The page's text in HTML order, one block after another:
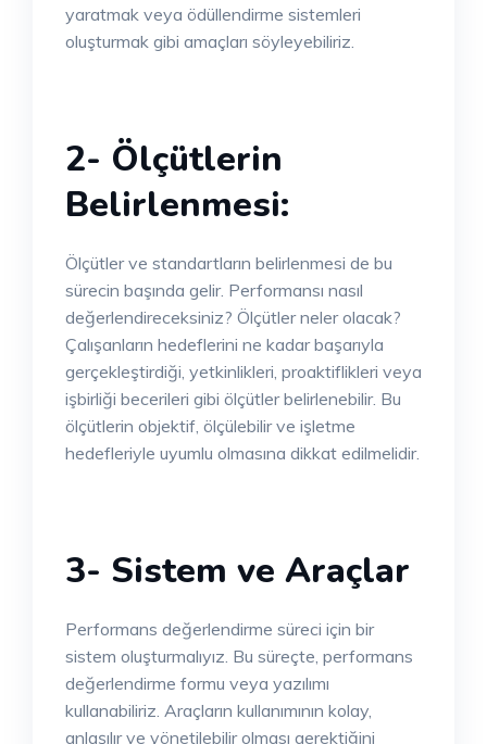
yaratmak veya ödüllendirme sistemleri
oluşturmak gibi amaçları söyleyebiliriz.
2- Ölçütlerin
Belirlenmesi:
Ölçütler ve standartların belirlenmesi de bu
sürecin başında gelir. Performansı nasıl
değerlendireceksiniz? Ölçütler neler olacak?
Çalışanların hedeflerini ne kadar başarıyla
gerçekleştirdiği, yetkinlikleri, proaktiflikleri veya
işbirliği becerileri gibi ölçütler belirlenebilir. Bu
ölçütlerin objektif, ölçülebilir ve işletme
hedefleriyle uyumlu olmasına dikkat edilmelidir.
3- Sistem ve Araçlar
Performans değerlendirme süreci için bir
sistem oluşturmalıyız. Bu süreçte, performans
değerlendirme formu veya yazılımı
kullanabiliriz. Araçların kullanımının kolay,
anlaşılır ve yönetilebilir olması gerektiğini